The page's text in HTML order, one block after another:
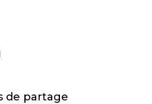
de partage